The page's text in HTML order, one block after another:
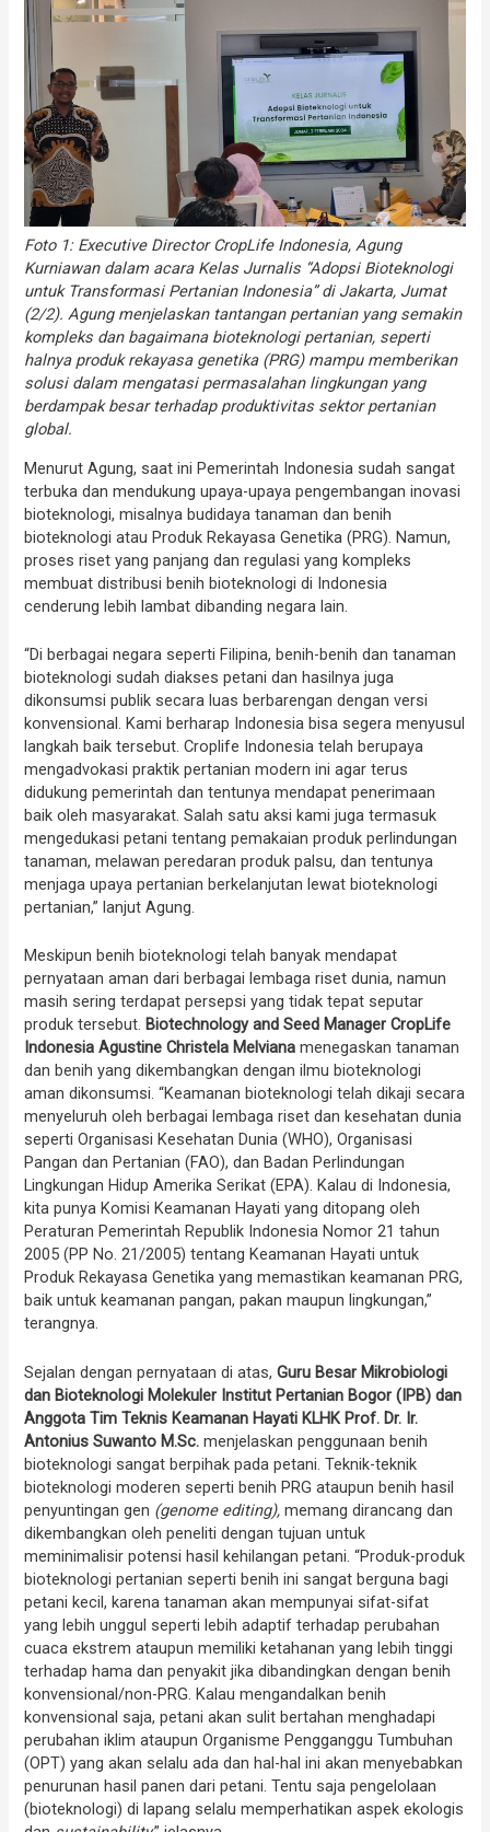
Foto 1: Executive Director CropLife Indonesia, Agung
Kurniawan dalam acara Kelas Jurnalis “Adopsi Bioteknologi
untuk Transformasi Pertanian Indonesia” di Jakarta, Jumat
(2/2). Agung menjelaskan tantangan pertanian yang semakin
kompleks dan bagaimana bioteknologi pertanian, seperti
halnya produk rekayasa genetika (PRG) mampu memberikan
solusi dalam mengatasi permasalahan lingkungan yang
berdampak besar terhadap produktivitas sektor pertanian
global.
Menurut Agung, saat ini Pemerintah Indonesia sudah sangat
terbuka dan mendukung upaya-upaya pengembangan inovasi
bioteknologi, misalnya budidaya tanaman dan benih
bioteknologi atau Produk Rekayasa Genetika (PRG). Namun,
proses riset yang panjang dan regulasi yang kompleks
membuat distribusi benih bioteknologi di Indonesia
cenderung lebih lambat dibanding negara lain.
“Di berbagai negara seperti Filipina, benih-benih dan tanaman
bioteknologi sudah diakses petani dan hasilnya juga
dikonsumsi publik secara luas berbarengan dengan versi
konvensional. Kami berharap Indonesia bisa segera menyusul
langkah baik tersebut. Croplife Indonesia telah berupaya
mengadvokasi praktik pertanian modern ini agar terus
didukung pemerintah dan tentunya mendapat penerimaan
baik oleh masyarakat. Salah satu aksi kami juga termasuk
mengedukasi petani tentang pemakaian produk perlindungan
tanaman, melawan peredaran produk palsu, dan tentunya
menjaga upaya pertanian berkelanjutan lewat bioteknologi
pertanian,” lanjut Agung.
Meskipun benih bioteknologi telah banyak mendapat
pernyataan aman dari berbagai lembaga riset dunia, namun
masih sering terdapat persepsi yang tidak tepat seputar
produk tersebut. Biotechnology and Seed Manager CropLife
Indonesia Agustine Christela Melvianamenegaskan tanaman
dan benih yang dikembangkan dengan ilmu bioteknologi
aman dikonsumsi. “Keamanan bioteknologi telah dikaji secara
menyeluruh oleh berbagai lembaga riset dan kesehatan dunia
seperti Organisasi Kesehatan Dunia (WHO), Organisasi
Pangan dan Pertanian (FAO), dan Badan Perlindungan
Lingkungan Hidup Amerika Serikat (EPA). Kalau di Indonesia,
kita punya Komisi Keamanan Hayati yang ditopang oleh
Peraturan Pemerintah Republik Indonesia Nomor 21 tahun
2005 (PP No. 21/2005) tentang Keamanan Hayati untuk
Produk Rekayasa Genetika yang memastikan keamanan PRG,
baik untuk keamanan pangan, pakan maupun lingkungan,”
terangnya.
Sejalan dengan pernyataan di atas,Guru Besar Mikrobiologi
dan Bioteknologi Molekuler Institut Pertanian Bogor (IPB) dan
Anggota Tim Teknis Keamanan Hayati KLHK Prof. Dr. Ir.
Antonius Suwanto M.Sc.menjelaskan penggunaan benih
bioteknologi sangat berpihak pada petani. Teknik-teknik
bioteknologi moderen seperti benih PRG ataupun benih hasil
penyuntingan gen (genome editing), memang dirancang dan
dikembangkan oleh peneliti dengan tujuan untuk
meminimalisir potensi hasil kehilangan petani. “Produk-produk
bioteknologi pertanian seperti benih ini sangat berguna bagi
petani kecil, karena tanaman akan mempunyai sifat-sifat
yang lebih unggul seperti lebih adaptif terhadap perubahan
cuaca ekstrem ataupun memiliki ketahanan yang lebih tinggi
terhadap hama dan penyakit jika dibandingkan dengan benih
konvensional/non-PRG. Kalau mengandalkan benih
konvensional saja, petani akan sulit bertahan menghadapi
perubahan iklim ataupun Organisme Pengganggu Tumbuhan
(OPT) yang akan selalu ada dan hal-hal ini akan menyebabkan
penurunan hasil panen dari petani. Tentu saja pengelolaan
(bioteknologi) di lapang selalu memperhatikan aspek ekologis